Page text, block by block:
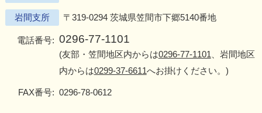
岩間支所 〒319-0294 茨城県笠間市下郷5140番地
電話番号: 0296-77-1101
(友部・笠間地区内からは0296-77-1101 、岩間地区
内からは0299-37-6611へお掛けください。)
FAX番号: 0296-78-0612